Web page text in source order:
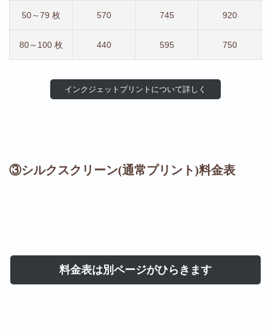
50～79 枚 570 745 920
80～100 枚 440 595 750
インクジェットプリントについて詳しく
③シルクスクリーン(通常プリント)料金表
料金表は別ページがひらきます